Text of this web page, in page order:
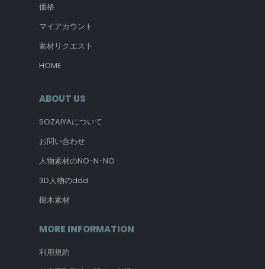
価格
マイアカウント
素材リクエスト
HOME
ABOUT US
SOZAIYAについて
お問い合わせ
人物素材のNO-N-NO
3D人物のddd
樹木素材
MORE INFORMATION
利用規約